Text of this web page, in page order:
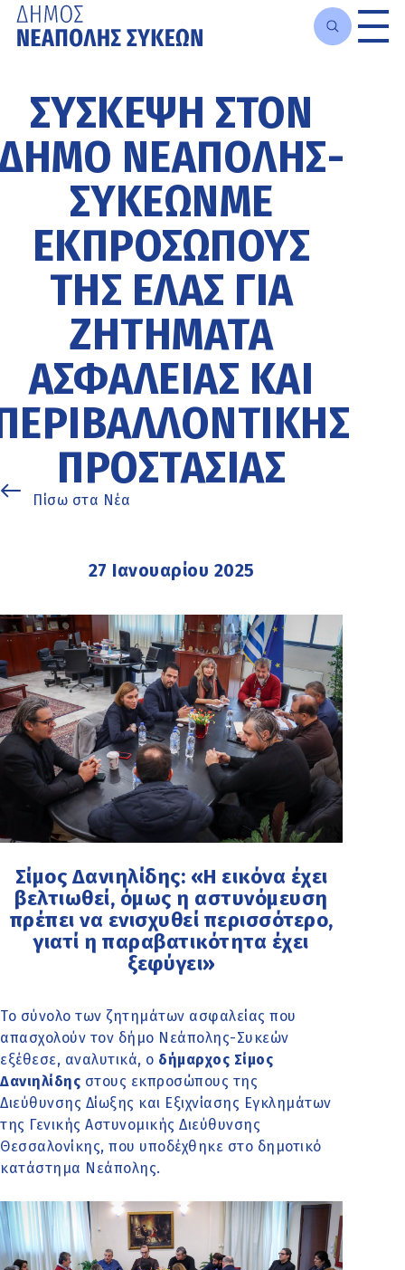
κυρίως
περιεχόμενο
ΣΎΣΚΕΨΗ ΣΤΟΝ
ΝΕΆΠΟΛΗΣ-
ΣΥΚΕΏΝΜΕ
ΕΚΠΡΟΣΏΠΟΥΣ
ΤΗΣ ΕΛΑΣ ΓΙΑ
ΖΗΤΉΜΑΤΑ
ΑΣΦΑΛΕΊΑΣ ΚΑΙ
ΠΡΟΣΤΑΣΊΑΣ
Πίσω στα Νέα
27 Ιανουαρίου 2025
Σίμος Δανιηλίδης: «Η εικόνα έχει
βελτιωθεί, όμως η αστυνόμευση
πρέπει να ενισχυθεί περισσότερο,
γιατί η παραβατικότητα έχει
ξεφύγει»
Το σύνολο των ζητημάτων ασφαλείας που
απασχολούν τον δήμο Νεάπολης-Συκεών
εξέθεσε, αναλυτικά, ο δήμαρχος Σίμος
Δανιηλίδης στους εκπροσώπους της
Διεύθυνσης Δίωξης και Εξιχνίασης Εγκλημάτων
της Γενικής Αστυνομικής Διεύθυνσης
Θεσσαλονίκης, που υποδέχθηκε στο δημοτικό
κατάστημα Νεάπολης.